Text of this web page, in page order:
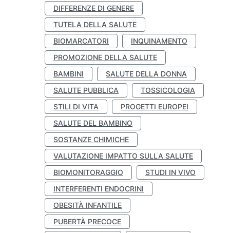
DIFFERENZE DI GENERE
TUTELA DELLA SALUTE
BIOMARCATORI
INQUINAMENTO
PROMOZIONE DELLA SALUTE
BAMBINI
SALUTE DELLA DONNA
SALUTE PUBBLICA
TOSSICOLOGIA
STILI DI VITA
PROGETTI EUROPEI
SALUTE DEL BAMBINO
SOSTANZE CHIMICHE
VALUTAZIONE IMPATTO SULLA SALUTE
BIOMONITORAGGIO
STUDI IN VIVO
INTERFERENTI ENDOCRINI
OBESITÀ INFANTILE
PUBERTÀ PRECOCE